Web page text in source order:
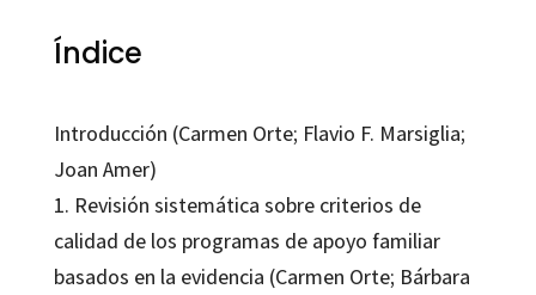
Índice
Introducción (Carmen Orte; Flavio F. Marsiglia;
Joan Amer)
1. Revisión sistemática sobre criterios de
calidad de los programas de apoyo familiar
basados en la evidencia (Carmen Orte; Bárbara